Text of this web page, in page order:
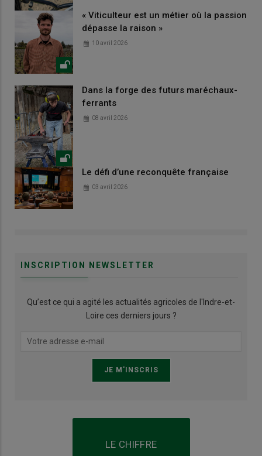
« Viticulteur est un métier où la passion
dépasse la raison »
10 avril 2026
Dans la forge des futurs maréchaux-
ferrants
08 avril 2026
Le défi d’une reconquête française
03 avril 2026
INSCRIPTION NEWSLETTER
Qu’est ce qui a agité les actualités agricoles de l'Indre-et-
Loire ces derniers jours ?
LE CHIFFRE